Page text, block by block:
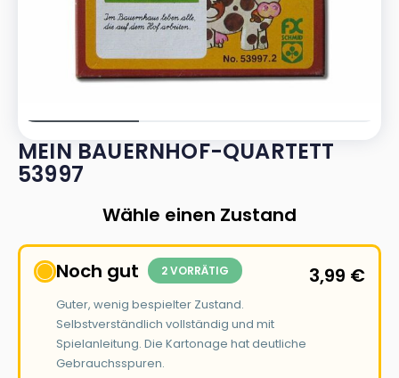
MEIN BAUERNHOF-QUARTETT
53997
Wähle einen Zustand
Noch gut 2 VORRÄTIG
Guter, wenig bespielter Zustand.
Selbstverständlich vollständig und mit
Spielanleitung. Die Kartonage hat deutliche
Gebrauchsspuren.
3,99 €